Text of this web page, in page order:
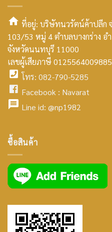
smt2
home
icon
ที่อยู่: บริษัทนวรัตน์ค้าปลีก
103/53 หมู่ 4 ตำบลบางกร่าง อ
จังหวัดนนทบุรี 11000
เลขผู้เสียภาษี 0125564009885
facebook
icon
โทร: 082-790-5285
facebook
Facebook : Navarat
icon
Line id: @np1982
ซื้อสินค้า